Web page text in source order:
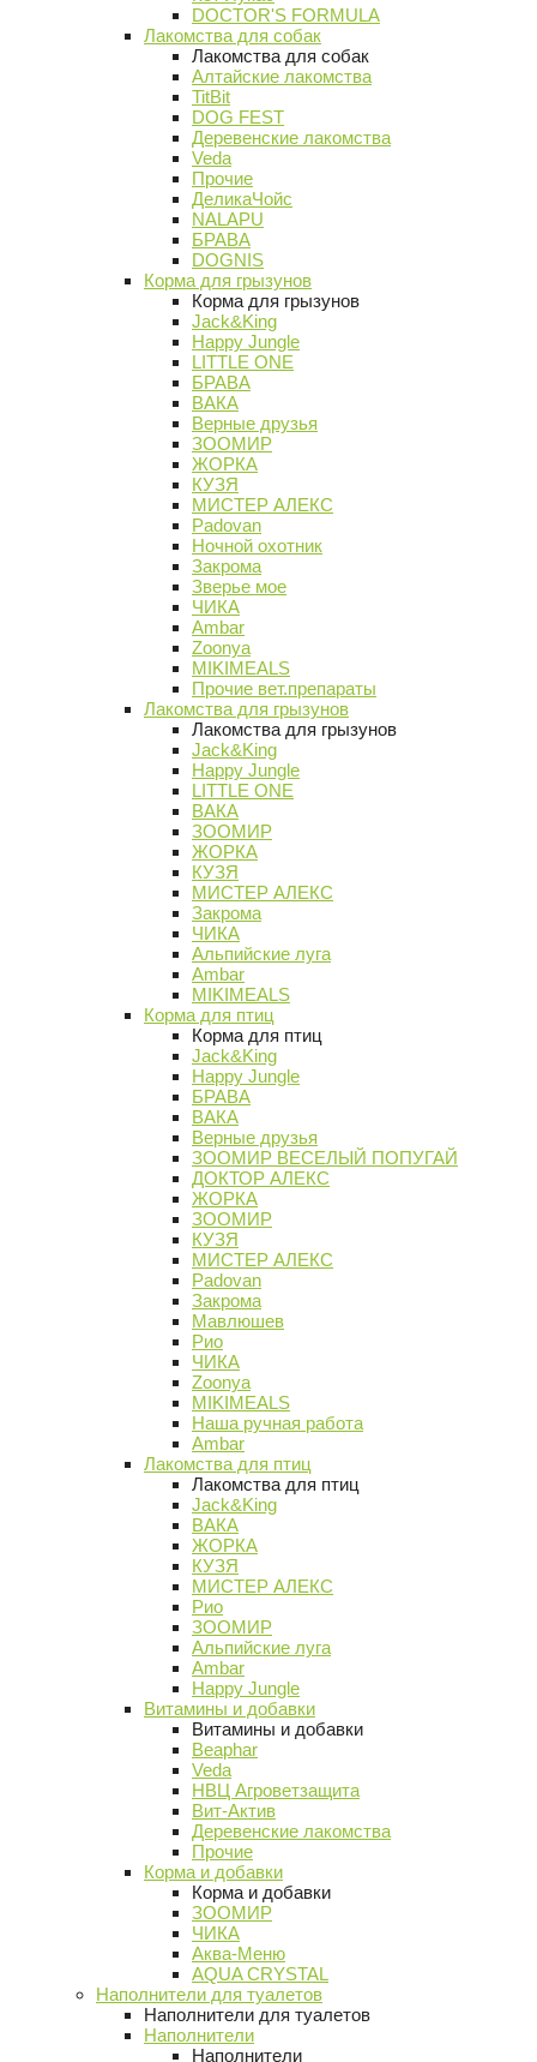
DOCTOR'S FORMULA
Лакомства для собак
Лакомства для собак
Алтайские лакомства
TitBit
DOG FEST
Деревенские лакомства
Veda
Прочие
ДеликаЧойс
NALAPU
БРАВА
DOGNIS
Корма для грызунов
Корма для грызунов
Jack&King
Happy Jungle
LITTLE ONE
БРАВА
ВАКА
Верные друзья
ЗООМИР
ЖОРКА
КУЗЯ
МИСТЕР АЛЕКС
Padovan
Ночной охотник
Закрома
Зверье мое
ЧИКА
Ambar
Zoonya
MIKIMEALS
Прочие вет.препараты
Лакомства для грызунов
Лакомства для грызунов
Jack&King
Happy Jungle
LITTLE ONE
ВАКА
ЗООМИР
ЖОРКА
КУЗЯ
МИСТЕР АЛЕКС
Закрома
ЧИКА
Альпийские луга
Ambar
MIKIMEALS
Корма для птиц
Корма для птиц
Jack&King
Happy Jungle
БРАВА
ВАКА
Верные друзья
ЗООМИР ВЕСЕЛЫЙ ПОПУГАЙ
ДОКТОР АЛЕКС
ЖОРКА
ЗООМИР
КУЗЯ
МИСТЕР АЛЕКС
Padovan
Закрома
Мавлюшев
Рио
ЧИКА
Zoonya
MIKIMEALS
Наша ручная работа
Ambar
Лакомства для птиц
Лакомства для птиц
Jack&King
ВАКА
ЖОРКА
КУЗЯ
МИСТЕР АЛЕКС
Рио
ЗООМИР
Альпийские луга
Ambar
Happy Jungle
Витамины и добавки
Витамины и добавки
Beaphar
Veda
НВЦ Агроветзащита
Вит-Актив
Деревенские лакомства
Прочие
Корма и добавки
Корма и добавки
ЗООМИР
ЧИКА
Аква-Меню
AQUA CRYSTAL
Наполнители для туалетов
Наполнители для туалетов
Наполнители
Наполнители